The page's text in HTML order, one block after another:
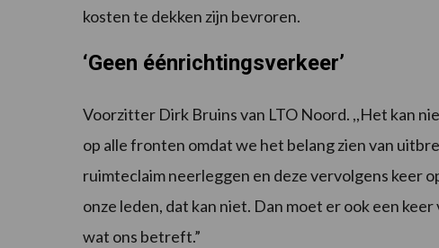
kosten te dekken zijn bevroren.
‘Geen éénrichtingsverkeer’
Voorzitter Dirk Bruins van LTO Noord. ,,Het kan
op alle fronten omdat we het belang zien van
ruimteclaim neerleggen en deze vervolgens keer
onze leden, dat kan niet. Dan moet er ook een
wat ons betreft.”